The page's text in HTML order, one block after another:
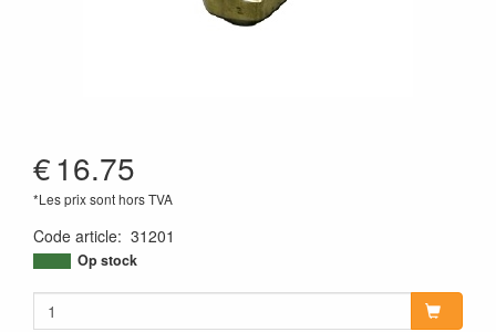
€16.75
*Les prix sont hors TVA
Code article: 31201
Op stock